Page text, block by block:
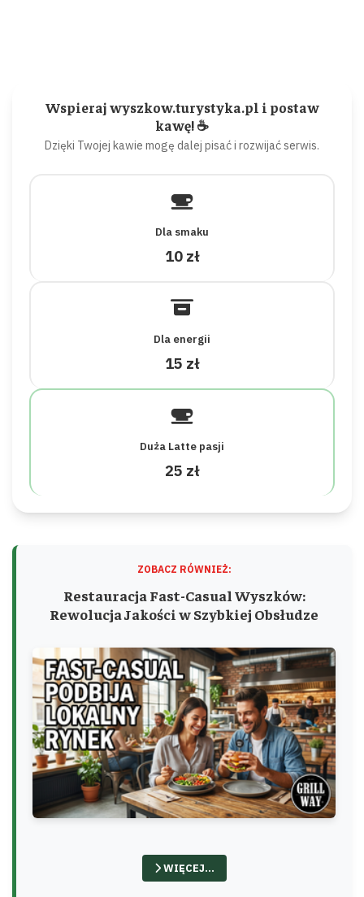
Wspieraj wyszkow.turystyka.pl i postaw
kawę! ☕
Dzięki Twojej kawie mogę dalej pisać i rozwijać serwis.
Dla smaku
10 zł
Dla energii
15 zł
Duża Latte pasji
25 zł
ZOBACZ RÓWNIEŻ:
Restauracja Fast-Casual Wyszków:
Rewolucja Jakości w Szybkiej Obsłudze
WIĘCEJ…